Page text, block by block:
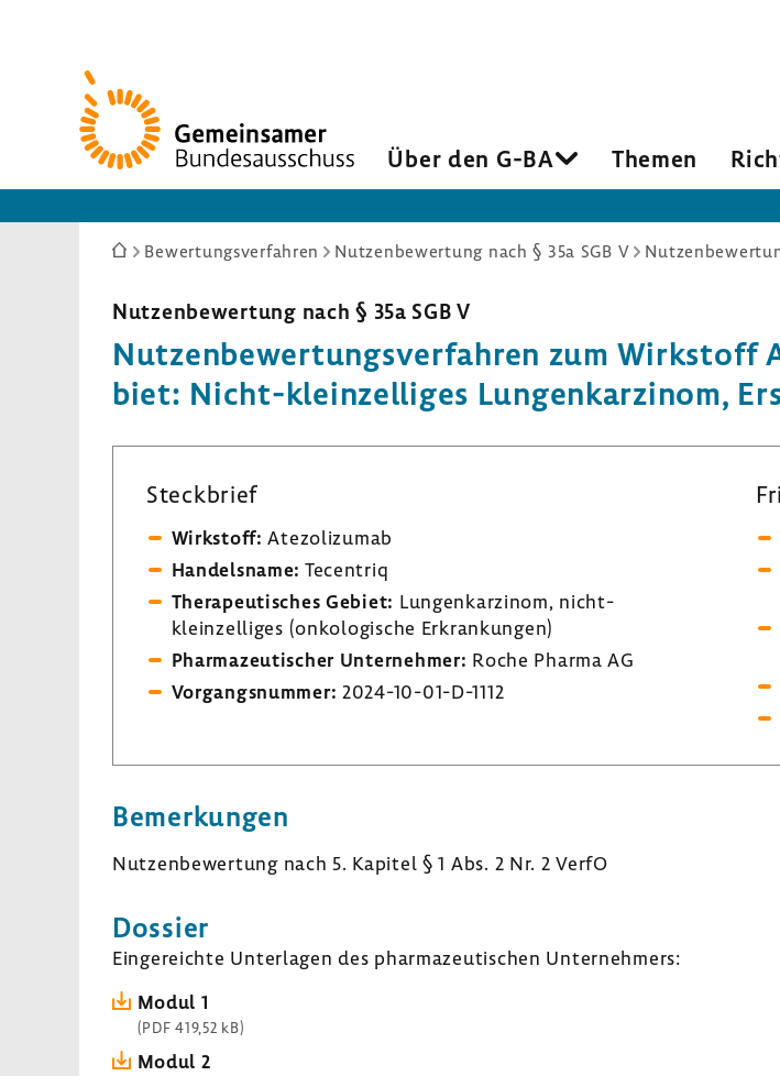
Zur
Startseite
Über den G-BA Themen
Sie
hier:
Bewertungsverfahren Nutzenbewertung nach § 35a SGB V
Nutzen­be­wer­tung nach § 35a SGB V
Nutzen­be­wer­tungs­ver­fahren zum Wirk­stoff
biet: Nicht-​kleinzelliges Lungen­kar­zinom,
Steck­brief
Wirk­stoff: Atezo­li­zumab
Handels­name: Tecen­triq
Thera­peu­ti­sches Gebiet: Lungen­kar­zinom, nicht-​
kleinzelliges (onko­lo­gi­sche Erkran­kungen)
Phar­ma­zeu­ti­scher Unter­nehmer: Roche Pharma AG
Vorgangs­nummer: 2024-​10-01-D-1112
Bemer­kungen
Nutzen­be­wer­tung nach 5. Kapitel § 1 Abs. 2 Nr. 2 VerfO
Dossier
Einge­reichte Unter­lagen des phar­ma­zeu­ti­schen Unter­neh­mers:
Modul 1
(PDF 419,52 kB)
Modul 2